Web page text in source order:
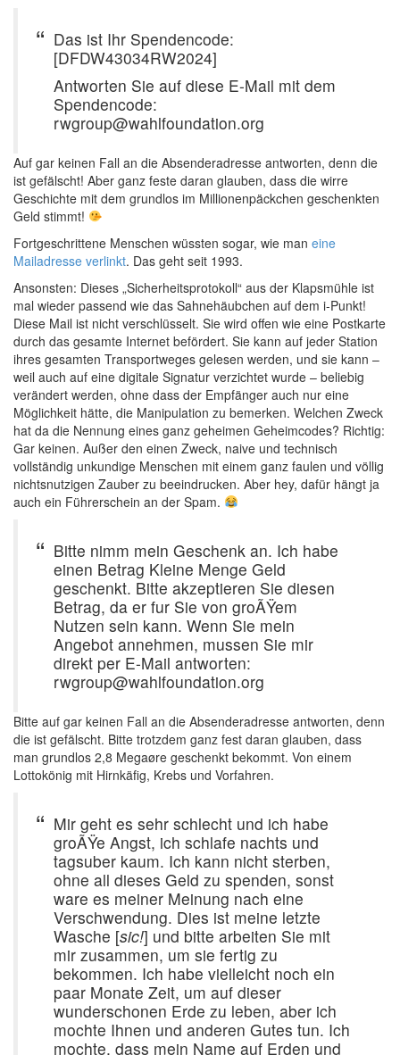
Das ist Ihr Spendencode:
[DFDW43034RW2024]
Antworten Sie auf diese E-Mail mit dem
Spendencode:
rwgroup@wahlfoundation.org
Auf gar keinen Fall an die Absenderadresse antworten, denn die
ist gefälscht! Aber ganz feste daran glauben, dass die wirre
Geschichte mit dem grundlos im Millionenpäckchen geschenkten
Geld stimmt!
Fortgeschrittene Menschen wüssten sogar, wie man eine
Mailadresse verlinkt. Das geht seit 1993.
Ansonsten: Dieses „Sicherheitsprotokoll“ aus der Klapsmühle ist
mal wieder passend wie das Sahnehäubchen auf dem i-Punkt!
Diese Mail ist nicht verschlüsselt. Sie wird offen wie eine Postkarte
durch das gesamte Internet befördert. Sie kann auf jeder Station
ihres gesamten Transportweges gelesen werden, und sie kann –
weil auch auf eine digitale Signatur verzichtet wurde – beliebig
verändert werden, ohne dass der Empfänger auch nur eine
Möglichkeit hätte, die Manipulation zu bemerken. Welchen Zweck
hat da die Nennung eines ganz geheimen Geheimcodes? Richtig:
Gar keinen. Außer den einen Zweck, naive und technisch
vollständig unkundige Menschen mit einem ganz faulen und völlig
nichtsnutzigen Zauber zu beeindrucken. Aber hey, dafür hängt ja
auch ein Führerschein an der Spam.
Bitte nimm mein Geschenk an. Ich habe
einen Betrag Kleine Menge Geld
geschenkt. Bitte akzeptieren Sie diesen
Betrag, da er fur Sie von groÃŸem
Nutzen sein kann. Wenn Sie mein
Angebot annehmen, mussen Sie mir
direkt per E-Mail antworten:
rwgroup@wahlfoundation.org
Bitte auf gar keinen Fall an die Absenderadresse antworten, denn
die ist gefälscht. Bitte trotzdem ganz fest daran glauben, dass
man grundlos 2,8 Megaøre geschenkt bekommt. Von einem
Lottokönig mit Hirnkäfig, Krebs und Vorfahren.
Mir geht es sehr schlecht und ich habe
groÃŸe Angst, ich schlafe nachts und
tagsuber kaum. Ich kann nicht sterben,
ohne all dieses Geld zu spenden, sonst
ware es meiner Meinung nach eine
Verschwendung. Dies ist meine letzte
Wasche [sic!] und bitte arbeiten Sie mit
mir zusammen, um sie fertig zu
bekommen. Ich habe vielleicht noch ein
paar Monate Zeit, um auf dieser
wunderschonen Erde zu leben, aber ich
mochte Ihnen und anderen Gutes tun. Ich
mochte, dass mein Name auf Erden und